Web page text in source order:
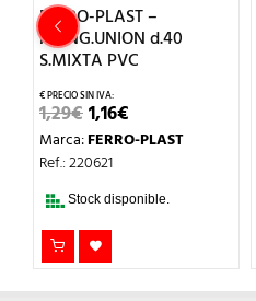
FERRO-PLAST –
MANG.UNION d.40
S.MIXTA PVC
1,29€EL
PRECIO
ORIGINAL
ERA:
1,16€PRECIO
ACTUAL
Marca:FERRO-PLAST
Ref.: 220621
Stock disponible.